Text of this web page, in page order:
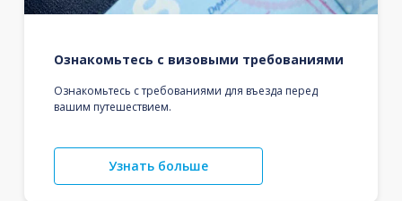
Ознакомьтесь с визовыми требованиями
Ознакомьтесь с требованиями для въезда перед
вашим путешествием.
Узнать больше